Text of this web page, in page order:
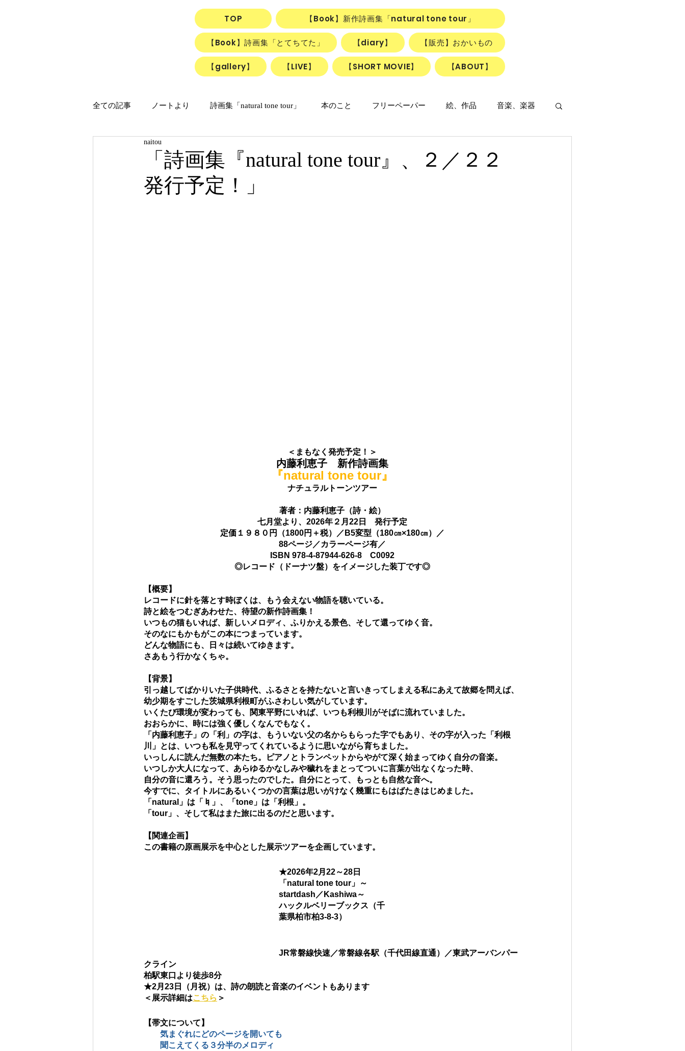
TOP 【Book】新作詩画集「natural tone tour」
【Book】詩画集「とてちてた」 【diary】 【販売】おかいもの
【gallery】 【LIVE】 【SHORT MOVIE】 【ABOUT】
全ての記事 ノートより 詩画集「natural tone tour」 本のこと フリーペーパー 絵、作品 音楽、楽器
猫
「ひかりのうた」制作ノート リアルちゃんのリリカルデイズ
「詩画集『natural tone tour』、２／２２
発行予定！」
naitou
＜まもなく発売予定！＞
内藤利恵子　新作詩画集
『natural tone tour』
ナチュラルトーンツアー
著者：内藤利恵子（詩・絵）
七月堂より、2026年２月22日　発行予定
定価１９８０円（1800円＋税）／B5変型（180㎝×180㎝）／
88ページ／カラーページ有／
ISBN 978-4-87944-626-8　C0092
◎レコード（ドーナツ盤）をイメージした装丁です◎
【概要】
レコードに針を落とす時ぼくは、もう会えない物語を聴いている。
詩と絵をつむぎあわせた、待望の新作詩画集！
いつもの猫もいれば、新しいメロディ、ふりかえる景色、そして還ってゆく音。
そのなにもかもがこの本につまっています。
どんな物語にも、日々は続いてゆきます。
さあもう行かなくちゃ。
【背景】
引っ越してばかりいた子供時代、ふるさとを持たないと言いきってしまえる私にあえて故郷を問えば、
幼少期をすごした茨城県利根町がふさわしい気がしています。
いくたび環境が変わっても、関東平野にいれば、いつも利根川がそばに流れていました。
おおらかに、時には強く優しくなんでもなく。
「内藤利恵子」の「利」の字は、もういない父の名からもらった字でもあり、その字が入った「利根
川」とは、いつも私を見守ってくれているように思いながら育ちました。
いっしんに読んだ無数の本たち。ピアノとトランペットからやがて深く始まってゆく自分の音楽。
いつしか大人になって、あらゆるかなしみや穢れをまとってついに言葉が出なくなった時、
自分の音に還ろう。そう思ったのでした。自分にとって、もっとも自然な音へ。
今すでに、タイトルにあるいくつかの言葉は思いがけなく幾重にもはばたきはじめました。
「natural」は「♮」、「tone」は「利根」。
「tour」、そして私はまた旅に出るのだと思います。
【関連企画】
この書籍の原画展示を中心とした展示ツアーを企画しています。
★2026年2月22～28日
「natural tone tour」～
startdash／Kashiwa～
ハックルベリーブックス（千
葉県柏市柏3-8-3）
JR常磐線快速／常磐線各駅（千代田線直通）／東武アーバンパー
クライン
柏駅東口より徒歩8分
★2月23日（月祝）は、詩の朗読と音楽のイベントもあります
＜展示詳細はこちら ＞
【帯文について】
気まぐれにどのページを開いても
聞こえてくる３分半のメロディ